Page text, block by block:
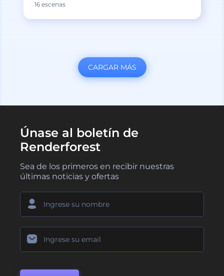
16 escenas
CARGAR MÁS
Únase al boletín de
Renderforest
Sea de los primeros en recibir nuestras
últimas noticias y ofertas